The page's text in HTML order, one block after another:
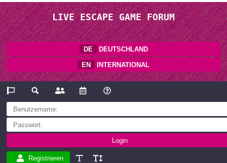
LIVE ESCAPE GAME FORUM
DE DEUTSCHLAND
EN INTERNATIONAL
Registrieren